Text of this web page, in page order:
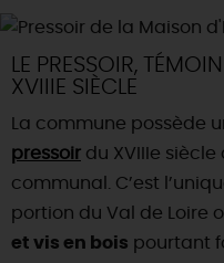
LE PRESSOIR,
XVIIIE SIÈCLE
La commune possède
pressoir du XVIIIe
communal. C’est
portion du Val de Loire
et vis en bois pourtant